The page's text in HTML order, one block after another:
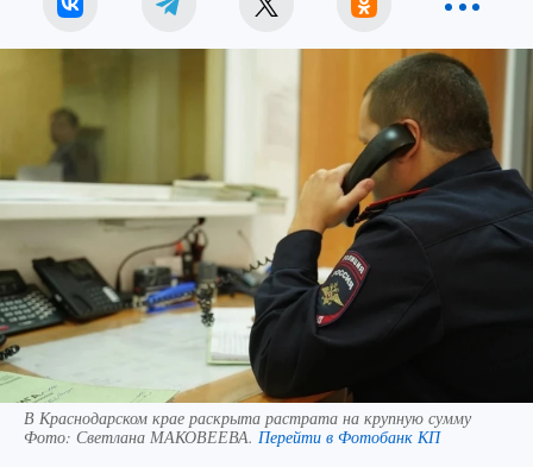
В Краснодарском крае раскрыта растрата на крупную сумму
Фото: Светлана МАКОВЕЕВА. Перейти в Фотобанк КП